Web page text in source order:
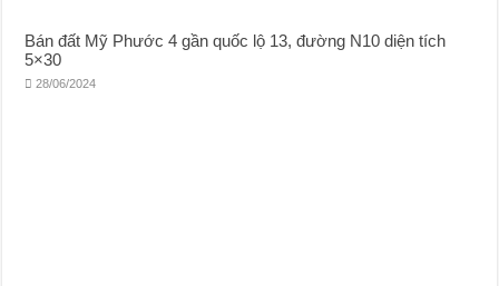
Bán đất Mỹ Phước 4 gần quốc lộ 13, đường N10 diện tích
5×30
28/06/2024